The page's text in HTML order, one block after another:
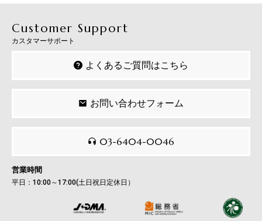
Customer Support
カスタマーサポート
よくあるご質問はこちら
お問い合わせフォーム
03-6404-0046
営業時間
平日：10:00～17:00(土日祝日定休日）